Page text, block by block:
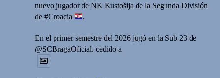
nuevo jugador de NK Kustošija de la Segunda División
de #Croacia
.
En el primer semestre del 2026 jugó en la Sub 23 de
@SCBragaOficial, cedido a